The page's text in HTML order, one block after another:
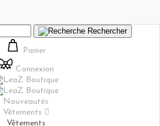
Rechercher
Panier
Connexion
Nouveautés
Vêtements 
Vêtements